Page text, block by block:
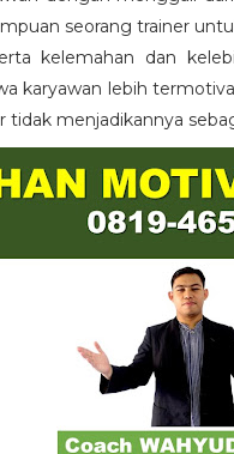
seorang trainer
kelemahan dan
karyawan lebih
tidak menjadikannya